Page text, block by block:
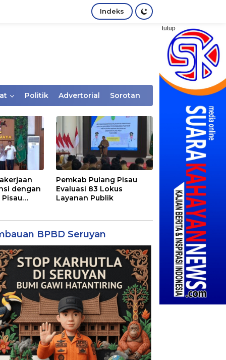
Indeks
tutup
Politik Advertorial Sorotan
dengan
Pemkab Pulang Pisau
Evaluasi 83 Lokus
Layanan Publik
BPBD Seruyan